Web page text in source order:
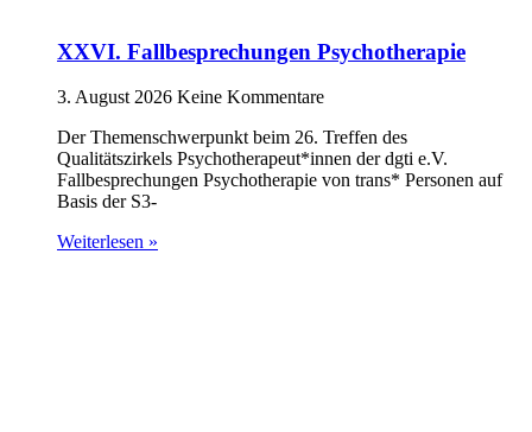
XXVI. Fallbesprechungen Psychotherapie
3. August 2026 Keine Kommentare
Der Themenschwerpunkt beim 26. Treffen des
Qualitätszirkels Psychotherapeut*innen der dgti e.V.
Fallbesprechungen Psychotherapie von trans* Personen auf
Basis der S3-
Weiterlesen »